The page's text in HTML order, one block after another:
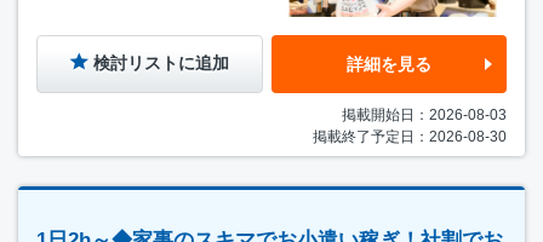
検討リストに追加 詳細を見る
掲載開始日：2026-08-03
掲載終了予定日：2026-08-30